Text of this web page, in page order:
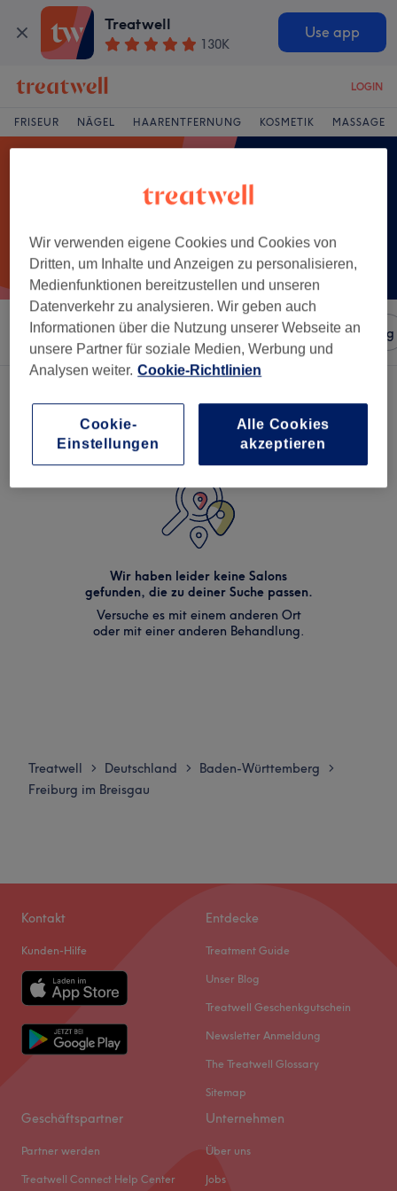
Treatwell
130K
Use app
LOGIN
FRISEUR NÄGEL HAARENTFERNUNG KOSMETIK MASSAGE
Sortieren nach Salons Expressangebote Bewertung
Wir haben leider keine Salons
gefunden, die zu deiner Suche passen.
Versuche es mit einem anderen Ort
oder mit einer anderen Behandlung.
Treatwell > Deutschland > Baden-Württemberg >
Freiburg im Breisgau
Kontakt
Kunden-Hilfe
Entdecke
Treatment Guide
Unser Blog
Treatwell Geschenkgutschein
Newsletter Anmeldung
The Treatwell Glossary
Sitemap
Geschäftspartner
Partner werden
Treatwell Connect Help Center
Unternehmen
Über uns
Jobs
Wir verwenden eigene Cookies und Cookies von
Dritten, um Inhalte und Anzeigen zu personalisieren,
Medienfunktionen bereitzustellen und unseren
Datenverkehr zu analysieren. Wir geben auch
Informationen über die Nutzung unserer Webseite an
unsere Partner für soziale Medien, Werbung und
Analysen weiter. Cookie-Richtlinien
Cookie-
Einstellungen
Alle Cookies
akzeptieren